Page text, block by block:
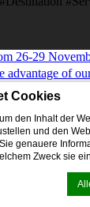
Cookies
den Inhalt der
und den
genauere
Zweck sie